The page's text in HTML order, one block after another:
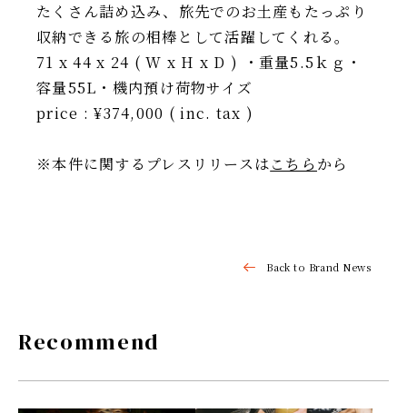
たくさん詰め込み、旅先でのお土産もたっぷり
収納できる旅の相棒として活躍してくれる。
71 x 44 x 24 ( W x H x D ) ・重量5.5ｋｇ・
容量55L・機内預け荷物サイズ
price : ¥374,000 ( inc. tax )
※本件に関するプレスリリースはこちら から
Back to Brand News
Recommend